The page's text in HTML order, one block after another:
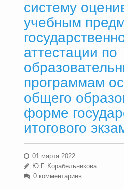
систему
учебным
аттестации по
программам
общего
форме
итогового
01 марта 2022
Ю.Г. Корабельникова
0 комментариев